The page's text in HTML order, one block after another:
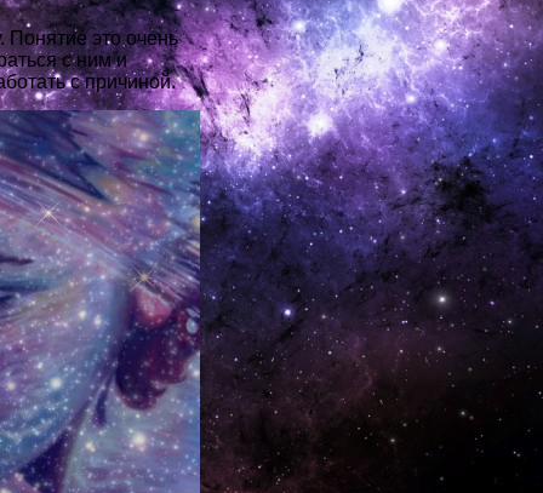
Понятие это очень
с ним и
с причиной.